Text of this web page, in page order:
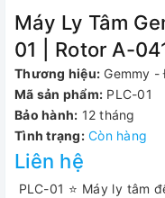
Máy Ly Tâm
01 | Rotor A-
Thương hiệu: Gemmy -
Mã sản phẩm: PLC-01
Bảo hành: 12 tháng
Tình trạng: Còn hàng
Liên hệ
PLC-01 ⭐ Máy ly tâm